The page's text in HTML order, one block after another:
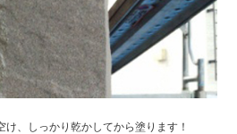
、しっかり乾かしてから塗ります！